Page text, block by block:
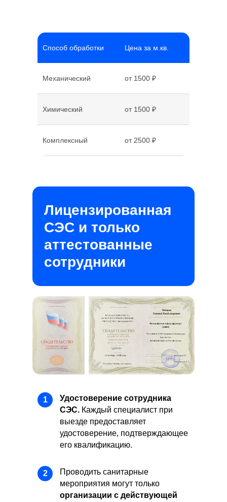
Способ обработки Цена за м.кв.
Механический от 1500 ₽
Химический от 1500 ₽
Комплексный от 2500 ₽
Лицензированная
СЭС и только
аттестованные
сотрудники
1
Удостоверение сотрудника
СЭС. Каждый специалист при
выезде предоставляет
удостоверение, подтверждающее
его квалификацию.
2
Проводить санитарные
мероприятия могут только
организации с действующей